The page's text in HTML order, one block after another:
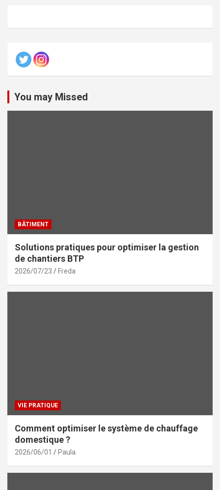
You may Missed
BÂTIMENT
Solutions pratiques pour optimiser la gestion
de chantiers BTP
2026/07/23 Freda
VIE PRATIQUE
Comment optimiser le système de chauffage
domestique ?
2026/06/01 Paula